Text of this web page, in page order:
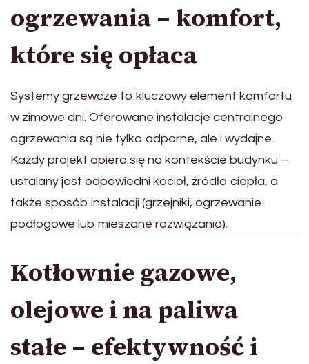
ogrzewania – komfort,
które się opłaca
Systemy grzewcze to kluczowy element komfortu
w zimowe dni. Oferowane instalacje centralnego
ogrzewania są nie tylko odporne, ale i wydajne.
Każdy projekt opiera się na kontekście budynku –
ustalany jest odpowiedni kocioł, źródło ciepła, a
także sposób instalacji (grzejniki, ogrzewanie
podłogowe lub mieszane rozwiązania).
Kotłownie gazowe,
olejowe i na paliwa
stałe – efektywność i